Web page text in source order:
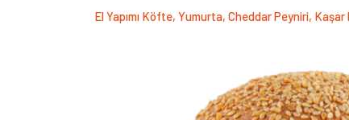
El Yapımı Köfte, Yumurta, Cheddar Peyniri,